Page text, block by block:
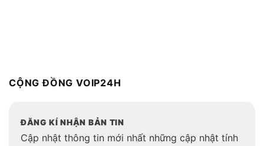
CỘNG ĐỒNG VOIP24H
ĐĂNG KÍ NHẬN BẢN TIN
Cập nhật thông tin mới nhất những cập nhật tính